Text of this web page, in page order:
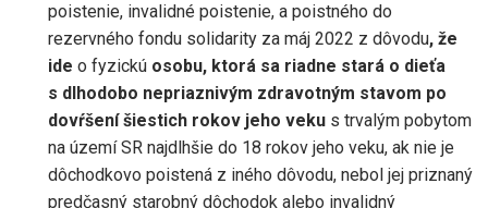
poistenie, invalidné poistenie, a poistného do
rezervného fondu solidarity za máj 2022 z dôvodu, že
ide o fyzickú osobu, ktorá sa riadne stará o dieťa
s dlhodobo nepriaznivým zdravotným stavom po
dovŕšení šiestich rokov jeho veku s trvalým pobytom
na území SR najdlhšie do 18 rokov jeho veku, ak nie je
dôchodkovo poistená z iného dôvodu, nebol jej priznaný
predčasný starobný dôchodok alebo invalidný